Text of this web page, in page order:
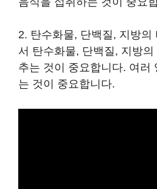
2. 탄수화물, 단백질, 지방의
서 탄수화물, 단백질, 지방
추는 것이 중요합니다. 여러
는 것이 중요합니다.